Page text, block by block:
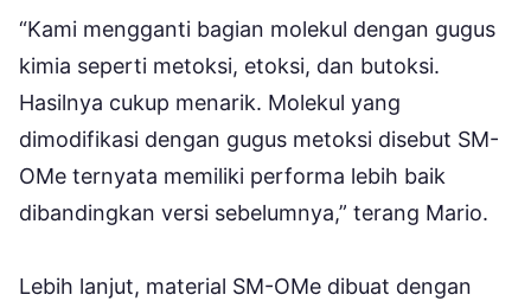
“Kami mengganti bagian molekul dengan gugus
kimia seperti metoksi, etoksi, dan butoksi.
Hasilnya cukup menarik. Molekul yang
dimodifikasi dengan gugus metoksi disebut SM-
OMe ternyata memiliki performa lebih baik
dibandingkan versi sebelumnya,” terang Mario.
Lebih lanjut, material SM-OMe dibuat dengan